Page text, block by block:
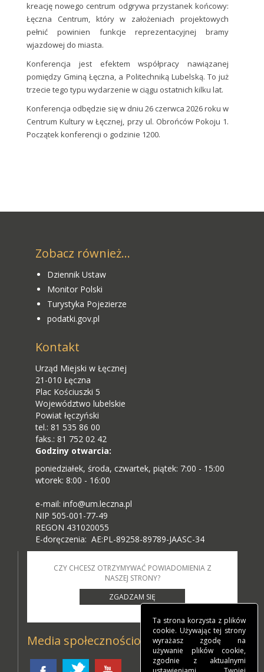
kreację nowego centrum odgrywa przystanek końcowy:
Łęczna Centrum, który w założeniach projektowych
pełnić powinien funkcje reprezentacyjnej bramy
wjazdowej do miasta.
Konferencja jest efektem współpracy nawiązanej
pomiędzy Gminą Łęczna, a Politechniką Lubelską. To już
trzecie tego typu wydarzenie w ciągu ostatnich kilku lat.
Konferencja odbędzie się w dniu 26 czerwca 2026 roku w
Centrum Kultury w Łęcznej, przy ul. Obrońców Pokoju 1.
Początek konferencji o godzinie 1200.
Zobacz również...
Dziennik Ustaw
Monitor Polski
Turystyka Pojezierze
podatki.gov.pl
Kontakt
Urząd Miejski w Łęcznej
21-010 Łęczna
Plac Kościuszki 5
Województwo lubelskie
Powiat łęczyński
tel.: 81 535 86 00
faks.: 81 752 02 42
Godziny otwarcia:
poniedziałek, środa, czwartek, piątek: 7:00 - 15:00
wtorek: 8:00 - 16:00
e-mail: info@um.leczna.pl
NIP 505-001-77-49
REGON 431020055
E-doręczenia: AE:PL-89258-89789-JAASC-34
CZY CHCESZ OTRZYMYWAĆ POWIADOMIENIA Z
NASZEJ STRONY?
ZGADZAM SIĘ
Media społecznościowe
Ta strona korzysta z plików
cookie. Używając tej strony
wyrażasz zgodę na
używanie plików cookie,
zgodnie z aktualnymi